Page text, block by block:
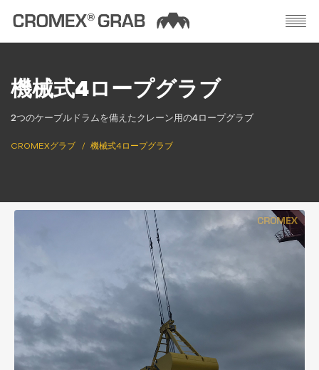
機械式4ロープグラブ
2つのケーブルドラムを備えたクレーン用の4ロープグラブ
CROMEXグラブ 機械式4ロープグラブ